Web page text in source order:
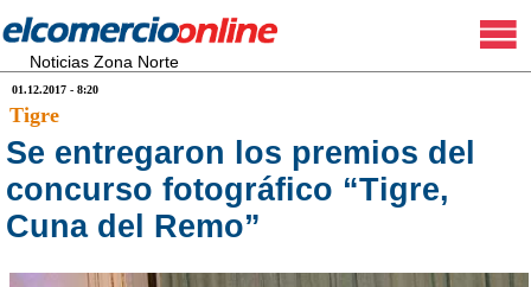
Noticias Zona Norte
01.12.2017 - 8:20
Tigre
Se entregaron los premios del
concurso fotográfico “Tigre,
Cuna del Remo”